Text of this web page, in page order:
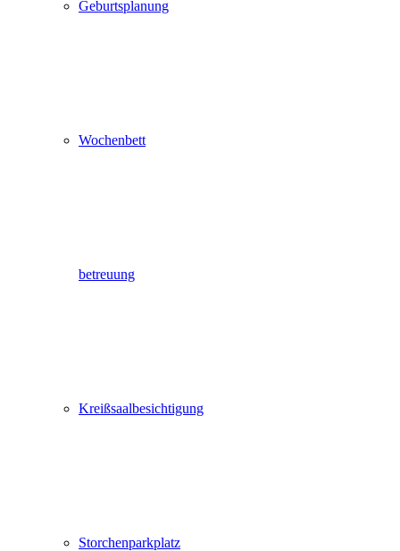
Geburtsplanung
Wochenbett
betreuung
Kreißsaalbesichtigung
Storchenparkplatz